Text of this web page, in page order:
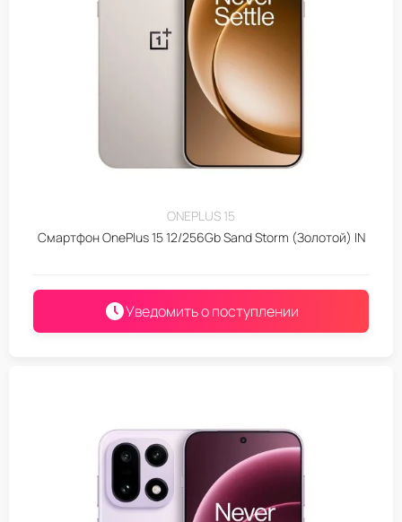
ONEPLUS 15
Смартфон OnePlus 15 12/256Gb Sand Storm (Золотой) IN
Уведомить о поступлении